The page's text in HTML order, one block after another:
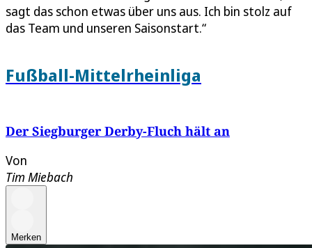
sagt das schon etwas über uns aus. Ich bin stolz auf
das Team und unseren Saisonstart.“
Fußball-Mittelrheinliga
Der Siegburger Derby-Fluch hält an
Von
Tim Miebach
Merken